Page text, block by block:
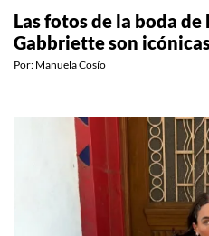
Las fotos de la boda
Gabbriette son
Por: Manuela Cosío